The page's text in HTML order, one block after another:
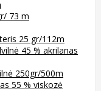
73 m
25 gr/112m
45 % akrilanas
250gr/500m
55 % viskozė